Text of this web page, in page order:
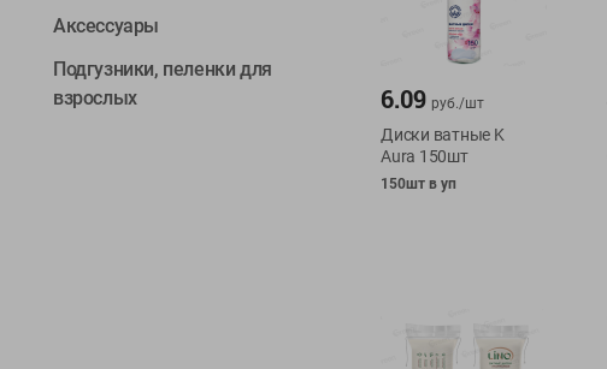
Аксессуары
Подгузники, пеленки для
взрослых
6.09 руб./шт
Диски ватные K
Aura 150шт
150шт в уп